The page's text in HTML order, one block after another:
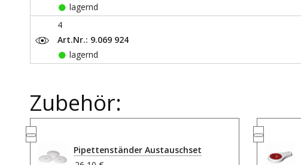
lagernd
4
Art.Nr.: 9.069 924
lagernd
Zubehör:
Pipettenständer Austauschset